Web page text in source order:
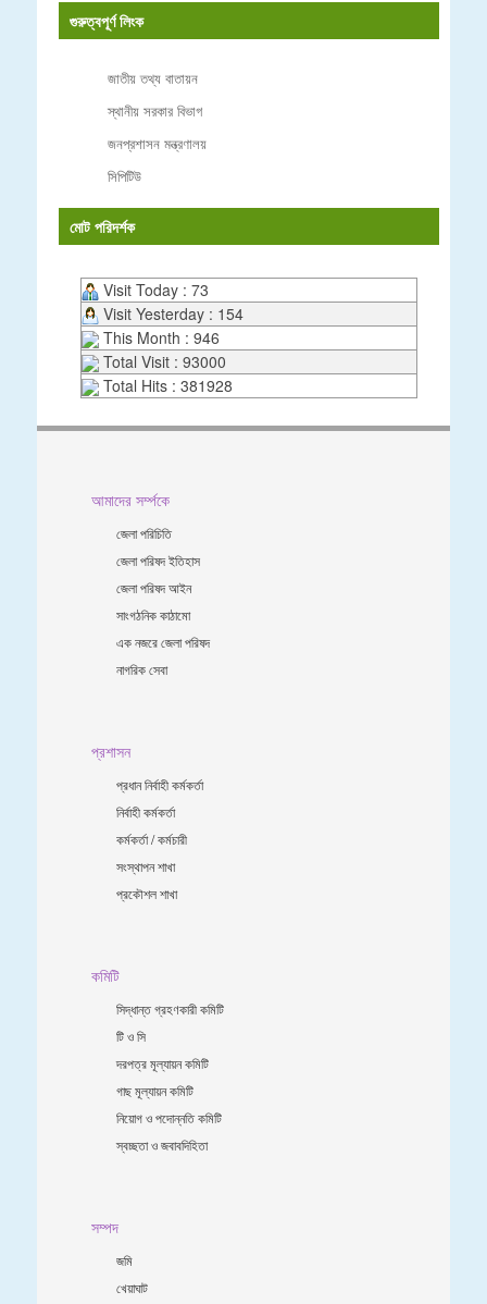
গুরুত্বপূর্ণ লিংক
জাতীয় তথ্য বাতায়ন
স্থানীয় সরকার বিভাগ
জনপ্রশাসন মন্ত্রণালয়
সিপিটিউ
মোট পরিদর্শক
Visit Today : 73
Visit Yesterday : 154
This Month : 946
Total Visit : 93000
Total Hits : 381928
আমাদের সর্ম্পকে
জেলা পরিচিতি
জেলা পরিষদ ইতিহাস
জেলা পরিষদ আইন
সাংগঠনিক কাঠামো
এক নজরে জেলা পরিষদ
নাগরিক সেবা
প্রশাসন
প্রধান নির্বাহী কর্মকর্তা
নির্বাহী কর্মকর্তা
কর্মকর্তা / কর্মচারী
সংস্থাপন শাখা
প্রকৌশল শাখা
কমিটি
সিদ্ধান্ত গ্রহণকারী কমিটি
টি ও সি
দরপত্র মূল্যায়ন কমিটি
গাছ মূল্যায়ন কমিটি
নিয়োগ ও পদোন্নতি কমিটি
স্বচ্ছতা ও জবাবদিহিতা
সম্পদ
জমি
খেয়াঘাট